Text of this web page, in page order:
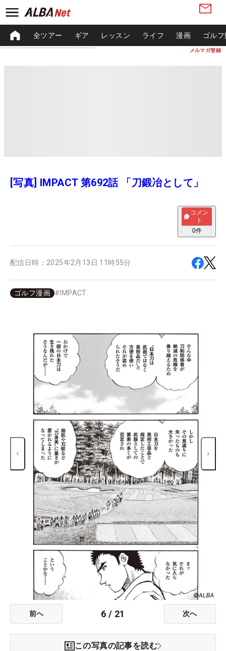
メルマガ登録
全ツアー ギア レッスン ライフ 漫画 ゴル
[写真] IMPACT 第692話 「刀鍛冶として」
コメン
ト
0件
配信日時： 2025年2月13日 11時55分
ゴルフ漫画 # IMPACT
前へ 6 / 21 次へ
この写真の記事を読む